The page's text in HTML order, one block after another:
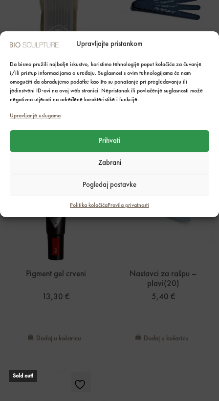
Upravljajte pristankom
Da bismo pružili najbolje iskustvo, koristimo tehnologije poput kolačića za čuvanje
i/ili pristup informacijama o uređaju. Suglasnost s ovim tehnologijama će nam
omogućiti da obrađujemo podatke kao što su ponašanje pri pregledavanju ili
jedinstveni ID-ovi na ovoj web stranici. Nepristanak ili povlačenje suglasnosti može
negativno utjecati na određene karakteristike i funkcije.
Upravljanje uslugama
Prihvati
Zabrani
Pogledaj postavke
Politika kolačićaPravila privatnosti
Nastavci za rašpe –
sivi(10)
12,90€
Set rašpica (6) – tanke
crne
2,90€
Pigment gel crveni
13,30 €
Dodaj u košaricu
Nastavci za rašpu –
plavi(20)
5,40 €
Dodaj u košaricu
Sold out!